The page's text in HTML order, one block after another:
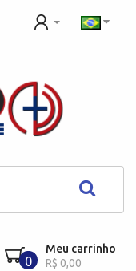
0
Meu carrinho
R$ 0,00